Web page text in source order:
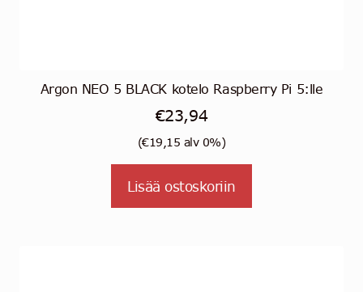
Argon NEO 5 BLACK kotelo Raspberry Pi 5:lle
€23,94
(€19,15 alv 0%)
Lisää ostoskoriin